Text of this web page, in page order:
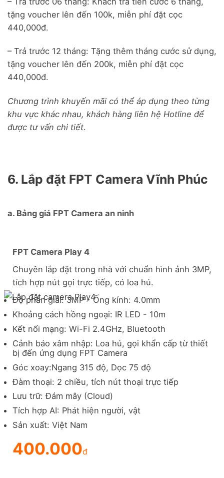
tặng voucher lên đến 100k, miễn phí đặt cọc
440,000đ.
– Trả trước 12 tháng: Tặng thêm tháng cước sử dụng,
tặng voucher lên đến 200k, miễn phí đặt cọc
440,000đ.
Chương trình khuyến mãi có thể áp dụng theo từng
khu vực khác nhau, khách hàng liên hệ Hotline để
được tư vấn chi tiết.
6. Lắp đặt FPT Camera Vĩnh Phúc
a. Bảng giá FPT Camera an ninh
FPT Camera Play 4
Chuyên lắp đặt trong nhà với chuẩn hình ảnh 3MP,
tích hợp nút gọi trực tiếp, có loa hú.
Độ phân giải: 3MP - Ống kính: 4.0mm
Khoảng cách hồng ngoại: IR LED - 10m
Kết nối mạng: Wi-Fi 2.4GHz, Bluetooth
Cảnh báo xâm nhập: Loa hú, gọi khẩn cấp từ thiết
bị đến ứng dụng FPT Camera
Góc xoay:Ngang 315 độ, Dọc 75 độ
Đàm thoại: 2 chiều, tích nút thoại trực tiếp
Lưu trữ: Đám mây (Cloud)
Tích hợp AI: Phát hiện người, vật
Sản xuất: Việt Nam
400.000đ